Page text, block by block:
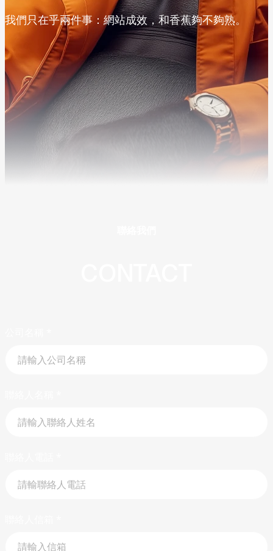
我們只在乎兩件事：網站成效，和香蕉夠不夠熟。